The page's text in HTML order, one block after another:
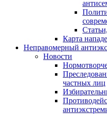
Карта
Неправомерный
Новости
частных лиц